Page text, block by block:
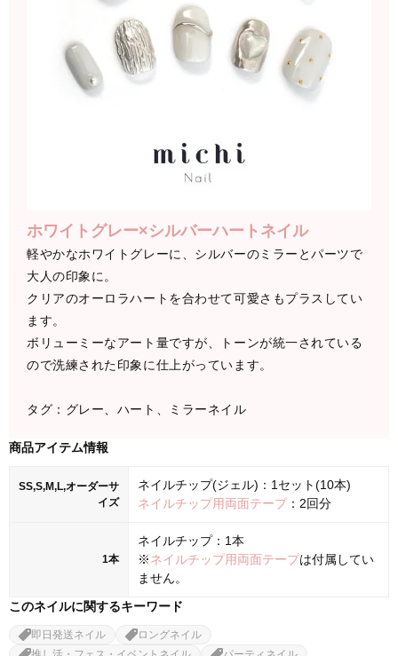
ホワイトグレー×シルバーハートネイル
軽やかなホワイトグレーに、シルバーのミラーとパーツで
大人の印象に。
クリアのオーロラハートを合わせて可愛さもプラスしてい
ます。
ボリューミーなアート量ですが、トーンが統一されている
ので洗練された印象に仕上がっています。
タグ：グレー、ハート、ミラーネイル
商品アイテム情報
SS,S,M,L,オーダーサ
イズ
ネイルチップ(ジェル)：1セット(10本)
ネイルチップ用両面テープ：2回分
1本
ネイルチップ：1本
※ネイルチップ用両面テープは付属してい
ません。
このネイルに関するキーワード
即日発送ネイル
ロングネイル